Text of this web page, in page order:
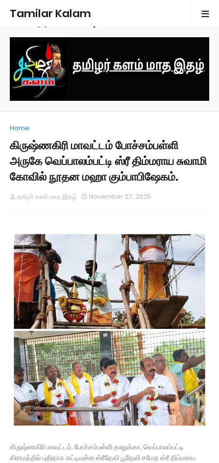
Tamilar Kalam
Monthly Magazine
Home
கிருஷ்ணகிரி மாவட்டம் போச்சம்பள்ளி
அருகே வெப்பாலம்பட்டி ஸ்ரீ திம்மராய சுவாமி
கோவில் நூதன மஹா கும்பாபிஷேகம்.
தமிழர் களம் மாத இதழ் November 27, 2025
கிருஷ்ணகிரி மாவட்டம், போச்சம்பள்ளி தாலுக்கா, வெப்பாலம்பட்டி
கிராமத்தில் புதிதாக கட்டியுள்ள ஸ்ரீதேவி பூதேவி சமேத ஸ்ரீ திம்மராய